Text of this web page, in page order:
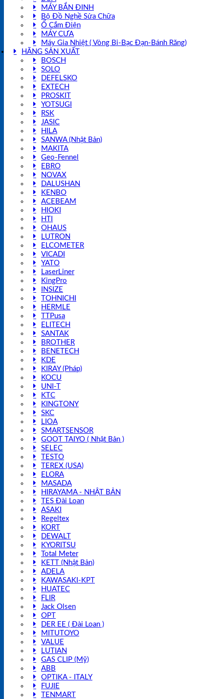
MÁY BẮN ĐINH
Bộ Đồ Nghề Sửa Chữa
Ổ Cắm Điện
MÁY CƯA
Máy Gia Nhiệt ( Vòng Bi-Bạc Đạn-Bánh Răng)
HÃNG SẢN XUẤT
BOSCH
SOLO
DEFELSKO
EXTECH
PROSKIT
YOTSUGI
RSK
JASIC
HILA
SANWA (Nhật Bản)
MAKITA
Geo-Fennel
EBRO
NOVAX
DALUSHAN
KENBO
ACEBEAM
HIOKI
HTI
OHAUS
LUTRON
ELCOMETER
VICADI
YATO
LaserLiner
KingPro
INSIZE
TOHNICHI
HERMLE
TTPusa
ELITECH
SANTAK
BROTHER
BENETECH
KDE
KIRAY (Pháp)
KOCU
UNI-T
KTC
KINGTONY
SKC
LIOA
SMARTSENSOR
GOOT TAIYO ( Nhật Bản )
SELEC
TESTO
TEREX (USA)
ELORA
MASADA
HIRAYAMA - NHẬT BẢN
TES Đài Loan
ASAKI
Regeltex
KORT
DEWALT
KYORITSU
Total Meter
KETT (Nhật Bản)
ADELA
KAWASAKI-KPT
HUATEC
FLIR
Jack Olsen
OPT
DER EE ( Đài Loan )
MITUTOYO
VALUE
LUTIAN
GAS CLIP (Mỹ)
ABB
OPTIKA - ITALY
FUJIE
TENMART